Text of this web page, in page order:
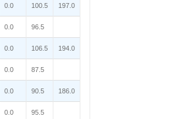
0.0 100.5 197.0
0.0 96.5
0.0 106.5 194.0
0.0 87.5
0.0 90.5 186.0
0.0 95.5